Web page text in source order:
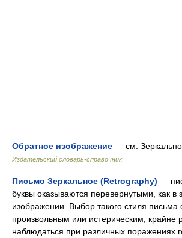
Обратное изображение — см.
Издательский словарь-справочник
Письмо Зеркальное (Retrography) —
буквы оказываются перевернутыми, как в
изображении. Выбор такого стиля
произвольным или истерическим; крайне
наблюдаться при различных поражениях